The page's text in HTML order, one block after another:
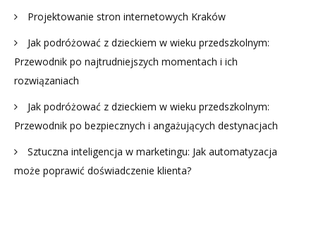
Projektowanie stron internetowych Kraków
Jak podróżować z dzieckiem w wieku przedszkolnym:
Przewodnik po najtrudniejszych momentach i ich
rozwiązaniach
Jak podróżować z dzieckiem w wieku przedszkolnym:
Przewodnik po bezpiecznych i angażujących destynacjach
Sztuczna inteligencja w marketingu: Jak automatyzacja
może poprawić doświadczenie klienta?